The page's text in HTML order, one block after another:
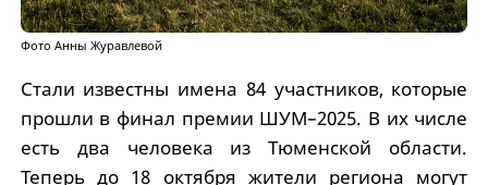
Фото Анны Журавлевой
Стали известны имена 84 участников, которые
прошли в финал премии ШУМ–2025. В их числе
есть два человека из Тюменской области.
Теперь до 18 октября жители региона могут